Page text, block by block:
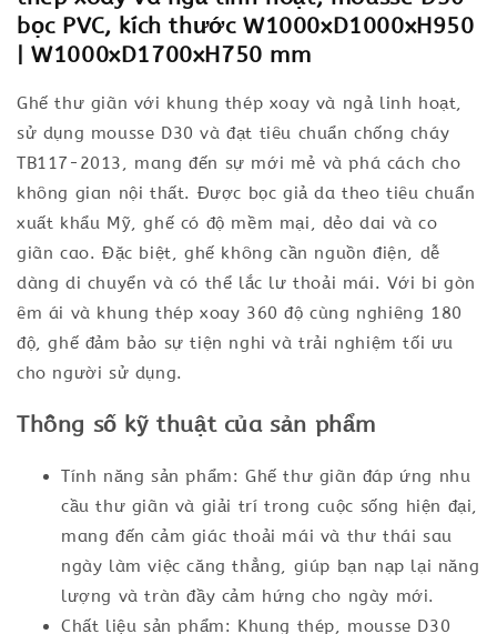
bọc PVC, kích thước W1000xD1000xH950
| W1000xD1700xH750 mm
Ghế thư giãn với khung thép xoay và ngả linh hoạt,
sử dụng mousse D30 và đạt tiêu chuẩn chống cháy
TB117-2013, mang đến sự mới mẻ và phá cách cho
không gian nội thất. Được bọc giả da theo tiêu chuẩn
xuất khẩu Mỹ, ghế có độ mềm mại, dẻo dai và co
giãn cao. Đặc biệt, ghế không cần nguồn điện, dễ
dàng di chuyển và có thể lắc lư thoải mái. Với bi gòn
êm ái và khung thép xoay 360 độ cùng nghiêng 180
độ, ghế đảm bảo sự tiện nghi và trải nghiệm tối ưu
cho người sử dụng.
Thông số kỹ thuật của sản phẩm
Tính năng sản phẩm: Ghế thư giãn đáp ứng nhu
cầu thư giãn và giải trí trong cuộc sống hiện đại,
mang đến cảm giác thoải mái và thư thái sau
ngày làm việc căng thẳng, giúp bạn nạp lại năng
lượng và tràn đầy cảm hứng cho ngày mới.
Chất liệu sản phẩm: Khung thép, mousse D30